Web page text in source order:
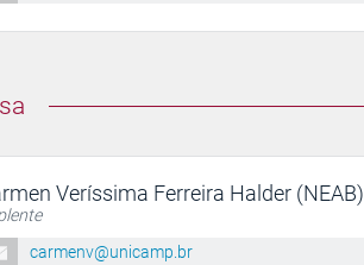
Veríssima Ferreira Halder (NEAB)
carmenv@unicamp.br